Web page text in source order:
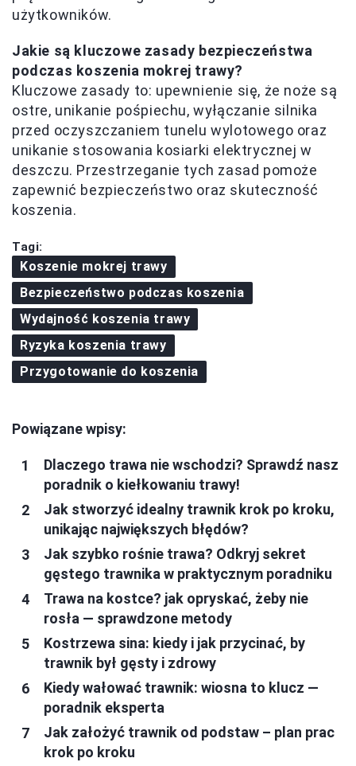
użytkowników.
Jakie są kluczowe zasady bezpieczeństwa
podczas koszenia mokrej trawy?
Kluczowe zasady to: upewnienie się, że noże są
ostre, unikanie pośpiechu, wyłączanie silnika
przed oczyszczaniem tunelu wylotowego oraz
unikanie stosowania kosiarki elektrycznej w
deszczu. Przestrzeganie tych zasad pomoże
zapewnić bezpieczeństwo oraz skuteczność
koszenia.
Tagi:
Koszenie mokrej trawy
Bezpieczeństwo podczas koszenia
Wydajność koszenia trawy
Ryzyka koszenia trawy
Przygotowanie do koszenia
Powiązane wpisy:
Dlaczego trawa nie wschodzi? Sprawdź nasz
poradnik o kiełkowaniu trawy!
Jak stworzyć idealny trawnik krok po kroku,
unikając największych błędów?
Jak szybko rośnie trawa? Odkryj sekret
gęstego trawnika w praktycznym poradniku
Trawa na kostce? jak opryskać, żeby nie
rosła — sprawdzone metody
Kostrzewa sina: kiedy i jak przycinać, by
trawnik był gęsty i zdrowy
Kiedy wałować trawnik: wiosna to klucz —
poradnik eksperta
Jak założyć trawnik od podstaw – plan prac
krok po kroku